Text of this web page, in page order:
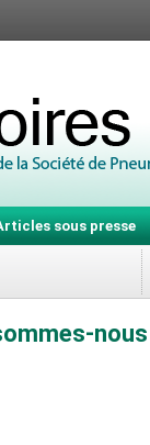
sous presse